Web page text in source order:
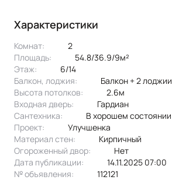
Характеристики
Комнат:
2
Площадь:
54.8/36.9/9м²
Этаж:
6/14
Балкон, лоджия:
балкон + 2 лоджии
Высота потолков:
2.6м
Входная дверь:
Гардиан
Сантехника:
в хорошем состоянии
Проект:
улучшенка
Материал стен:
Кирпичный
Огороженный двор:
Нет
Дата публикации:
14.11.2025 07:00
№ объявления:
112121